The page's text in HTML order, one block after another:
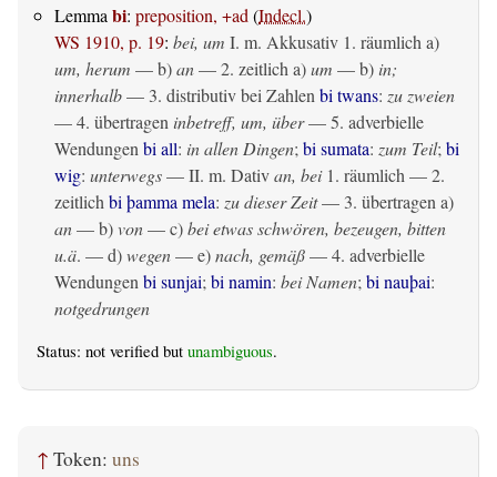
Lemma bi: preposition, +ad (Indecl.)
WS 1910, p. 19: bei, um I. m. Akkusativ 1. räumlich a)
um, herum — b)an— 2. zeitlich a)um — b) in;
innerhalb— 3. distributiv bei Zahlen bi twans: zu zweien
— 4. übertragen inbetreff, um, über— 5. adverbielle
Wendungen bi all: in allen Dingen; bi sumata: zum Teil; bi
wig: unterwegs— II. m. Dativan, bei1. räumlich — 2.
zeitlich bi þamma mela: zu dieser Zeit— 3. übertragen a)
an— b)von— c)bei etwas schwören, bezeugen, bitten
u.ä. — d)wegen— e)nach, gemäß— 4. adverbielle
Wendungen bi sunjai; bi namin: bei Namen; bi nauþai:
notgedrungen
Status: not verified but unambiguous.
↑ Token: uns